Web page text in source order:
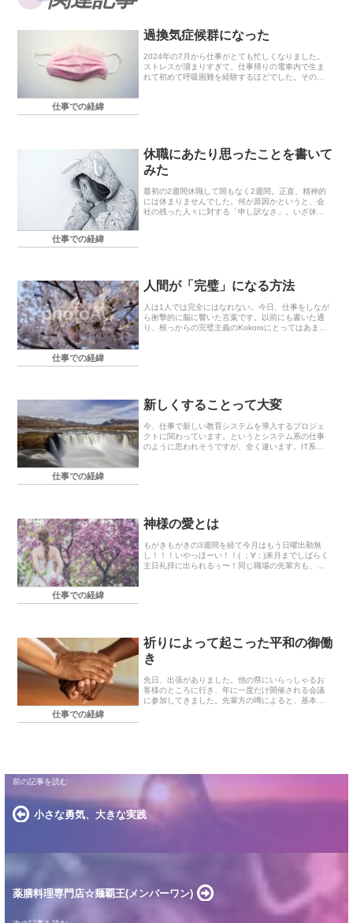
仕事での経緯
過換気症候群になった
2024年の7月から仕事がとても忙しくなりました。
ストレスが溜まりすぎて、仕事帰りの電車内で生ま
れて初めて呼吸困難を経験するほどでした。その後
仕事での経緯
休職にあたり思ったことを書いて
みた
最初の2週間休職して間もなく2週間。正直、精神的
には休まりませんでした。何が原因かというと、会
社の残った人々に対する「申し訳なさ」。いざ休職
仕事での経緯
人間が「完璧」になる方法
人は1人では完全にはなれない。今日、仕事をしなが
ら衝撃的に脳に響いた言葉です。以前にも書いた通
り、根っからの完璧主義のKokoroにとってはあまり
仕事での経緯
新しくすることって大変
今、仕事で新しい教育システムを導入するプロジェ
クトに関わっています。というとシステム系の仕事
のように思われそうですが、全く違います。IT系で
仕事での経緯
神様の愛とは
もがきもがきの3週間を経て今月はもう日曜出勤無
し！！！いやっほーい！！( ；∀；)来月までしばらく
主日礼拝に出られるぅ〜！同じ職場の先輩方も、ほ
仕事での経緯
祈りによって起こった平和の御働
き
先日、出張がありました。他の県にいらっしゃるお
客様のところに行き、年に一度だけ開催される会議
に参加してきました。先輩方の噂によると、基本的
小さな勇気、大きな実践
薬膳料理専門店☆麺覇王(メンバーワン)